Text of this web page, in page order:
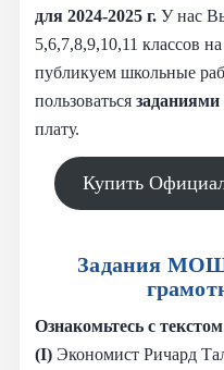
для 2024-2025 г. У нас
5,6,7,8,9,10,11 классов
публикуем школьные
пользоваться заданиями
плату.
Купить
Задания
Ознакомьтесь с
(I) Экономист Ричард